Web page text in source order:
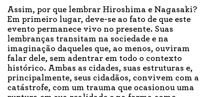
Assim, por que lembrar Hiroshima e Nagasaki?
Em primeiro lugar, deve-se ao fato de que este
evento permanece vivo no presente. Suas
lembranças transitam na sociedade e na
imaginação daqueles que, ao menos, ouviram
falar dele, sem adentrar em todo o contexto
histórico. Ambas as cidades, suas estruturas e,
principalmente, seus cidadãos, convivem com a
catástrofe, com um trauma que ocasionou uma